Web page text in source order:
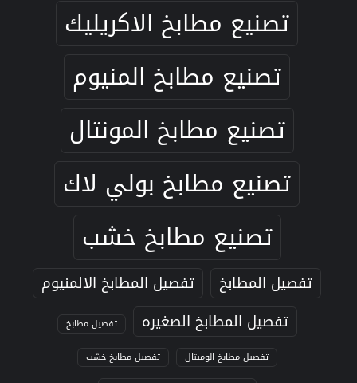
تصنيع مطابخ الاكريليك
تصنيع مطابخ المنيوم
تصنيع مطابخ المونتال
تصنيع مطابخ بولي لاك
تصنيع مطابخ خشب
تفصيل المطابخ
تفصيل المطابخ الالمنيوم
تفصيل المطابخ الصغيره
تفصيل مطابخ
تفصيل مطابخ الوميتال
تفصيل مطابخ خشب